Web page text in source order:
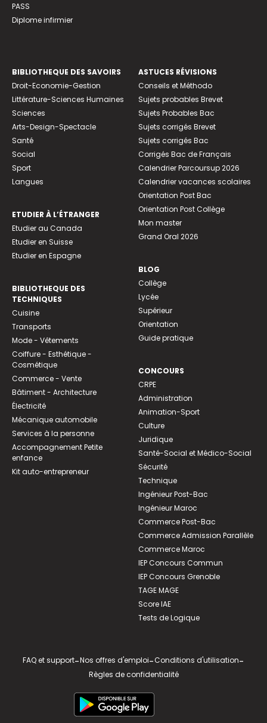
PASS
Diplome infirmier
BIBLIOTHEQUE DES SAVOIRS
Droit-Economie-Gestion
Littérature-Sciences Humaines
Sciences
Arts-Design-Spectacle
Santé
Social
Sport
Langues
ETUDIER À L’ÉTRANGER
Etudier au Canada
Etudier en Suisse
Etudier en Espagne
BIBLIOTHEQUE DES
TECHNIQUES
Cuisine
Transports
Mode - Vêtements
Coiffure - Esthétique -
Cosmétique
Commerce - Vente
Bâtiment - Architecture
Électricité
Mécanique automobile
Services à la personne
Accompagnement Petite
enfance
Kit auto-entrepreneur
ASTUCES RÉVISIONS
Conseils et Méthodo
Sujets probables Brevet
Sujets Probables Bac
Sujets corrigés Brevet
Sujets corrigés Bac
Corrigés Bac de Français
Calendrier Parcoursup 2026
Calendrier vacances scolaires
Orientation Post Bac
Orientation Post Collège
Mon master
Grand Oral 2026
BLOG
Collège
Lycée
Supérieur
Orientation
Guide pratique
CONCOURS
CRPE
Administration
Animation-Sport
Culture
Juridique
Santé-Social et Médico-Social
Sécurité
Technique
Ingénieur Post-Bac
Ingénieur Maroc
Commerce Post-Bac
Commerce Admission Parallèle
Commerce Maroc
IEP Concours Commun
IEP Concours Grenoble
TAGE MAGE
Score IAE
Tests de Logique
FAQ et support-Nos offres d'emploi-Conditions d'utilisation-
Règles de confidentialité